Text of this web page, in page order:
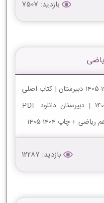
بازدید: 7507
دانلود کتاب فیزیک دهم ریاضی 1404-1405 دبیرستان | کتاب اصلی
PDF فیزیک دهم ریاضی 1404-1405 | دبیرستان دانلود PDF
بازدید: 12287